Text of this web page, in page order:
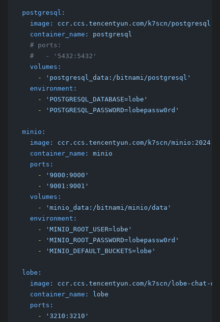
postgresql:
image:
ccr.ccs.tencentyun.com/k7scn/
container_name:
postgresql
# ports:
#   - '5432:5432'
volumes:
-
'postgresql_data:/bitnami/postgresql'
environment:
-
'POSTGRESQL_DATABASE=lobe'
-
'POSTGRESQL_PASSWORD=lobepassw0rd'
minio:
image:
ccr.ccs.tencentyun.com/k7scn/minio:2024
container_name:
minio
ports:
-
'9000:9000'
-
'9001:9001'
volumes:
-
'minio_data:/bitnami/minio/data'
environment:
-
'MINIO_ROOT_USER=lobe'
-
'MINIO_ROOT_PASSWORD=lobepassw0rd'
-
'MINIO_DEFAULT_BUCKETS=lobe'
lobe:
image:
ccr.ccs.tencentyun.com/k7scn/lobe-chat-
container_name:
lobe
ports:
-
'3210:3210'